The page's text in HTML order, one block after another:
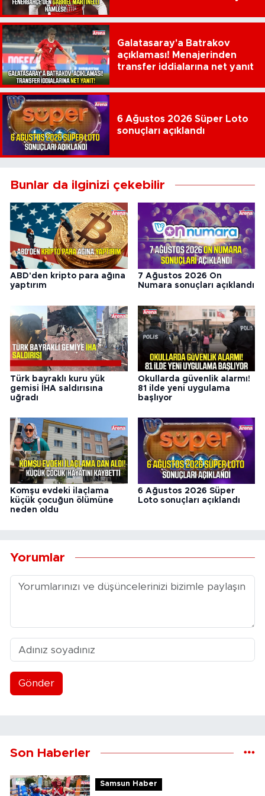
Galatasaray'a Batrakov
açıklaması! Menajerinden
transfer iddialarına net yanıt
6 Ağustos 2026 Süper Loto
sonuçları açıklandı
Bunlar da ilginizi çekebilir
ABD'den kripto para ağına
yaptırım
7 Ağustos 2026 On
Numara sonuçları açıklandı
Türk bayraklı kuru yük
gemisi İHA saldırısına
uğradı
Okullarda güvenlik alarmı!
81 ilde yeni uygulama
başlıyor
Komşu evdeki ilaçlama
küçük çocuğun ölümüne
neden oldu
6 Ağustos 2026 Süper
Loto sonuçları açıklandı
Yorumlar
Gönder
Son Haberler
Samsun Haber